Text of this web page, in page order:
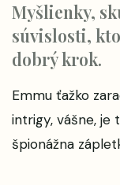
Myšlienky,
súvislosti,
dobrý krok.
Emmu ťažko
intrigy, vášne, je
špionážna